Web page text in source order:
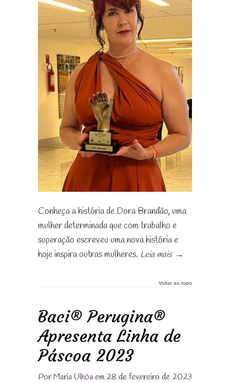
Conheça a história de Dora Brandão, uma
mulher determinada que com trabalho e
superação escreveu uma nova história e
hoje inspira outras mulheres. Leia mais →
Voltar ao topo
Baci® Perugina®
Apresenta Linha de
Páscoa 2023
PorMaria Ulhôaem 28 de fevereiro de 2023